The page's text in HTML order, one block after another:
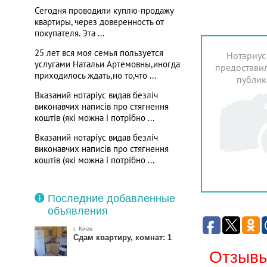
Сегодня проводили куплю-продажу
квартиры, через доверенность от
покупателя. Эта ...
25 лет вся моя семья пользуется
услугами Натальи Артемовны,иногда
приходилось ждать,но то,что ...
Вказаний нотаріус видав безліч
виконавчих написів про стягнення
коштів (які можна і потрібно ...
Вказаний нотаріус видав безліч
виконавчих написів про стягнення
коштів (які можна і потрібно ...
Последние добавленные
объявления
г. Киев
Сдам квартиру, комнат: 1